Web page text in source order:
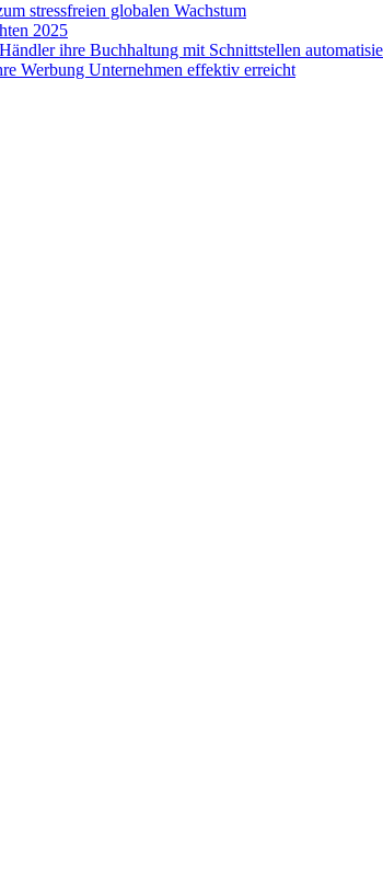
stressfreien globalen Wachstum
2025
ihre Buchhaltung mit Schnittstellen
Werbung Unternehmen effektiv erreicht